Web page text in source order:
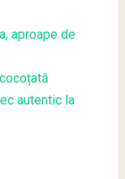
aproape de
autentic la